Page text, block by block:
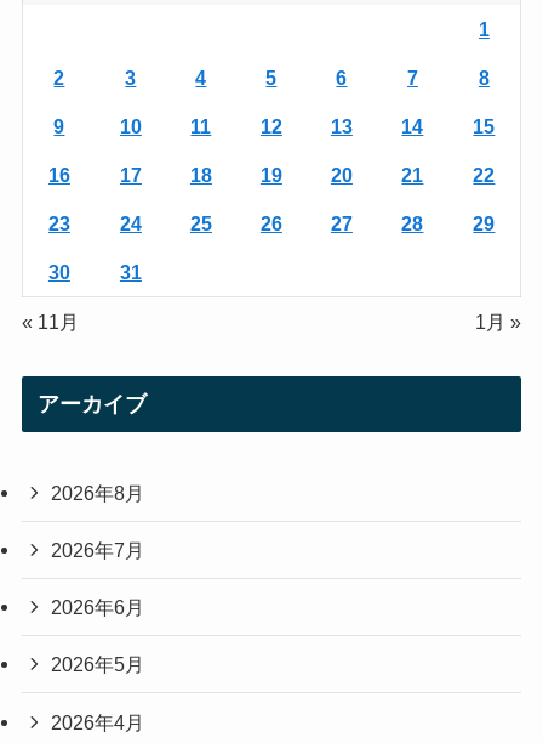
1
2 3 4 5 6 7 8
9 10 11 12 13 14 15
16 17 18 19 20 21 22
23 24 25 26 27 28 29
30 31
« 11月 1月 »
アーカイブ
2026年8月
2026年7月
2026年6月
2026年5月
2026年4月